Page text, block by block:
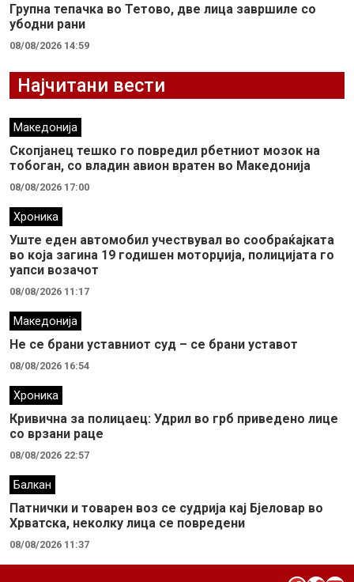
Групна тепачка во Тетово, две лица завршиле со
убодни рани
08/08/2026 14:59
Најчитани вести
Македонија
Скопјанец тешко го повредил рбетниот мозок на
тобоган, со владин авион вратен во Македонија
08/08/2026 17:00
Хроника
Уште еден автомобил учествувал во сообраќајката
во која загина 19 годишен моторџија, полицијата го
уапси возачот
08/08/2026 11:17
Македонија
Не се брани уставниот суд – се брани уставот
08/08/2026 16:54
Хроника
Кривична за полицаец: Удрил во грб приведено лице
со врзани раце
08/08/2026 22:57
Балкан
Патнички и товарен воз се судрија кај Бјеловар во
Хрватска, неколку лица се повредени
08/08/2026 11:37